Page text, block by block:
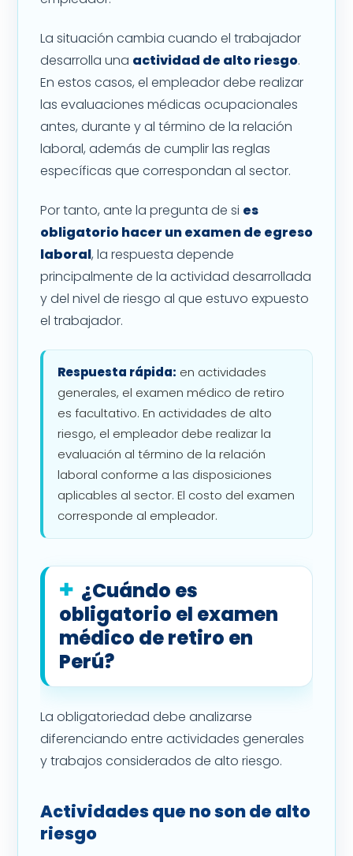
La situación cambia cuando el trabajador
desarrolla una actividad de alto riesgo.
En estos casos, el empleador debe realizar
las evaluaciones médicas ocupacionales
antes, durante y al término de la relación
laboral, además de cumplir las reglas
específicas que correspondan al sector.
Por tanto, ante la pregunta de si es
obligatorio hacer un examen de egreso
laboral, la respuesta depende
principalmente de la actividad desarrollada
y del nivel de riesgo al que estuvo expuesto
el trabajador.
Respuesta rápida: en actividades
generales, el examen médico de retiro
es facultativo. En actividades de alto
riesgo, el empleador debe realizar la
evaluación al término de la relación
laboral conforme a las disposiciones
aplicables al sector. El costo del examen
corresponde al empleador.
¿Cuándo es
obligatorio el examen
médico de retiro en
Perú?
La obligatoriedad debe analizarse
diferenciando entre actividades generales
y trabajos considerados de alto riesgo.
Actividades que no son de alto
riesgo